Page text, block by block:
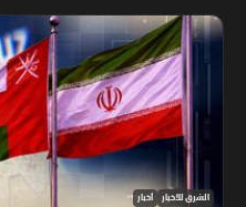
الشرق للأخبار أخبار